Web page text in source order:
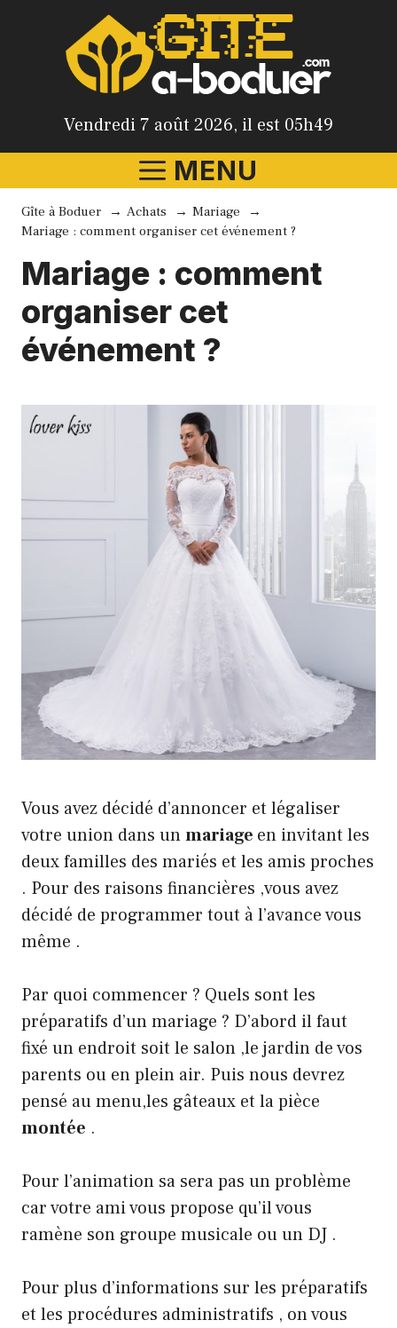
Vendredi 7 août 2026, il est 05h49
MENU
Gîte à Boduer Achats
Mariage
Mariage : comment organiser cet événement ?
Mariage : comment
organiser cet
événement ?
Vous avez décidé d’annoncer et légaliser
votre union dans unmariage en invitant les
deux familles des mariés et les amis proches
. Pour des raisons financières ,vous avez
décidé de programmer tout à l’avance vous
même .
Par quoi commencer ? Quels sont les
préparatifs d’un mariage ? D’abord il faut
fixé un endroit soit le salon ,le jardin de vos
parents ou en plein air. Puis nous devrez
pensé au menu,les gâteaux et la pièce
montée .
Pour l’animation sa sera pas un problème
car votre ami vous propose qu’il vous
ramène son groupe musicale ou un DJ .
Pour plus d’informations sur les préparatifs
et les procédures administratifs , on vous